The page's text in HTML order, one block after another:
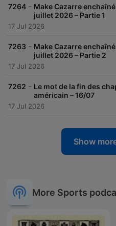
7264 - Make Cazarre
juillet 2026 – Partie 1
17 Jul 2026
7263 - Make Cazarre
juillet 2026 – Partie 2
17 Jul 2026
7262 - Le mot de la fin des
américain – 16/07
17 Jul 2026
Show
More Sports